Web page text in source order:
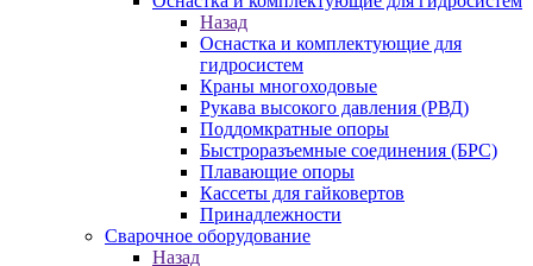
Назад
Оснастка и комплектующие для
гидросистем
Краны многоходовые
Рукава высокого давления (РВД)
Поддомкратные опоры
Быстроразъемные соединения (БРС)
Плавающие опоры
Кассеты для гайковертов
Принадлежности
Сварочное оборудование
Назад